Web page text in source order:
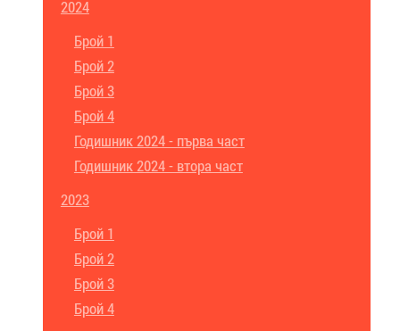
2024
Брой 1
Брой 2
Брой 3
Брой 4
Годишник 2024 - първа част
Годишник 2024 - втора част
2023
Брой 1
Брой 2
Брой 3
Брой 4